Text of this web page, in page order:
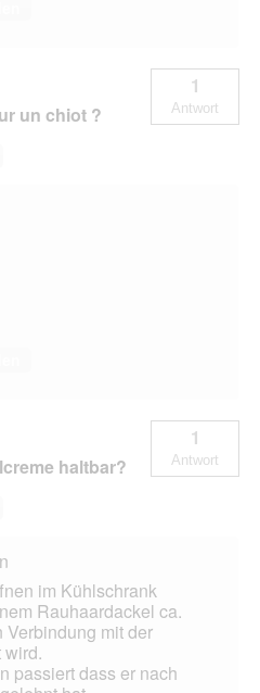
un chiot ?
1
Antwort
haltbar?
1
Antwort
im Kühlschrank
Rauhaardackel ca.
Verbindung mit der
wird.
passiert dass er nach